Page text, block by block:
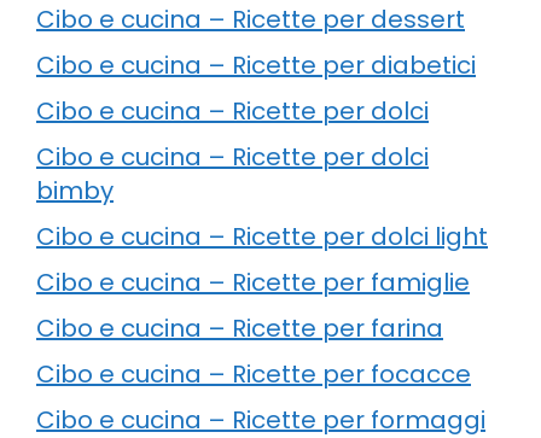
Cibo e cucina – Ricette per dessert
Cibo e cucina – Ricette per diabetici
Cibo e cucina – Ricette per dolci
Cibo e cucina – Ricette per dolci
bimby
Cibo e cucina – Ricette per dolci light
Cibo e cucina – Ricette per famiglie
Cibo e cucina – Ricette per farina
Cibo e cucina – Ricette per focacce
Cibo e cucina – Ricette per formaggi